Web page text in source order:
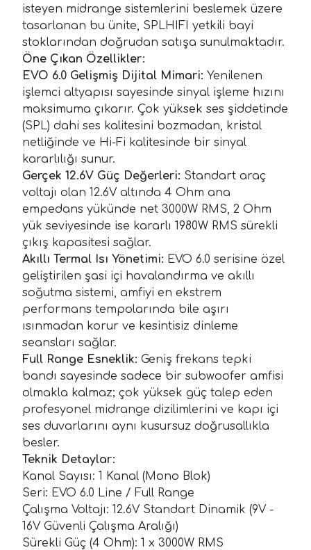
isteyen midrange sistemlerini beslemek üzere
tasarlanan bu ünite, SPLHIFI yetkili bayi
stoklarından doğrudan satışa sunulmaktadır.
Öne Çıkan Özellikler:
EVO 6.0 Gelişmiş Dijital Mimari: Yenilenen
işlemci altyapısı sayesinde sinyal işleme hızını
maksimuma çıkarır. Çok yüksek ses şiddetinde
(SPL) dahi ses kalitesini bozmadan, kristal
netliğinde ve Hi-Fi kalitesinde bir sinyal
kararlılığı sunur.
Gerçek 12.6V Güç Değerleri: Standart araç
voltajı olan 12.6V altında 4 Ohm ana
empedans yükünde net 3000W RMS, 2 Ohm
yük seviyesinde ise kararlı 1980W RMS sürekli
çıkış kapasitesi sağlar.
Akıllı Termal Isı Yönetimi: EVO 6.0 serisine özel
geliştirilen şasi içi havalandırma ve akıllı
soğutma sistemi, amfiyi en ekstrem
performans tempolarında bile aşırı
ısınmadan korur ve kesintisiz dinleme
seansları sağlar.
Full Range Esneklik: Geniş frekans tepki
bandı sayesinde sadece bir subwoofer amfisi
olmakla kalmaz; çok yüksek güç talep eden
profesyonel midrange dizilimlerini ve kapı içi
ses duvarlarını aynı kusursuz doğrusallıkla
besler.
Teknik Detaylar:
Kanal Sayısı: 1 Kanal (Mono Blok)
Seri: EVO 6.0 Line / Full Range
Çalışma Voltajı: 12.6V Standart Dinamik (9V -
16V Güvenli Çalışma Aralığı)
Sürekli Güç (4 Ohm): 1 x 3000W RMS